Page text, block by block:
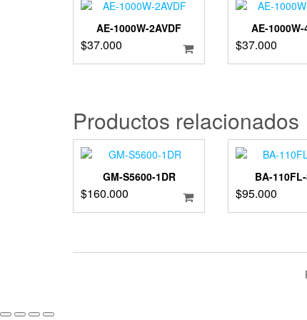
AE-1000W-2AVDF
$37.000
AE-1000W-
$37.000
Productos relacionados
GM-S5600-1DR
$160.000
BA-
$95.000